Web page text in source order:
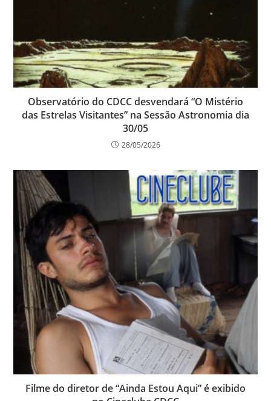
Observatório do CDCC desvendará “O Mistério
das Estrelas Visitantes” na Sessão Astronomia dia
30/05
28/05/2026
Filme do diretor de “Ainda Estou Aqui” é exibido